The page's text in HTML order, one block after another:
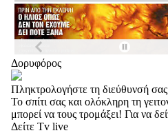
Δορυφόρος
Πληκτρολογήστε τη διεύθυνσή σας
Το σπίτι σας και ολόκληρη τη
μπορεί να τους τρομάξει! Για να
Δείτε Tv live